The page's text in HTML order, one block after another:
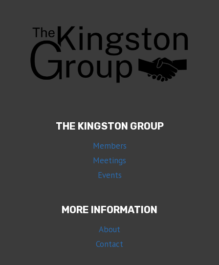
THE KINGSTON GROUP
Members
Meetings
Events
MORE INFORMATION
About
Contact